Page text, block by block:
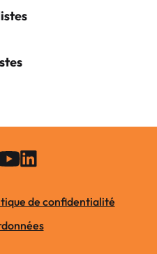
de confidentialité